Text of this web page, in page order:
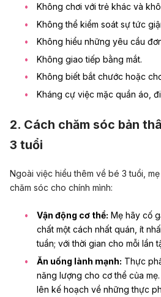
Không chơi với trẻ khác và
Không thể kiểm soát sự tức
Không hiểu những yêu cầu
Không giao tiếp bằng mắt.
Không biết bắt chước hoặc
Kháng cự việc mặc quần áo,
2. Cách chăm sóc bản
3 tuổi
Ngoài việc hiểu thêm về bé 3 tuổi,
chăm sóc cho chính mình:
Vận động cơ thể: Mẹ hãy cố
chất một cách nhất quán, ít
tuần; với thời gian cho mỗi lần
Ăn uống lành mạnh: Thực
năng lượng cho cơ thể của
lên kế hoạch về những thực